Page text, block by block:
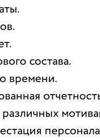
состава.
времени.